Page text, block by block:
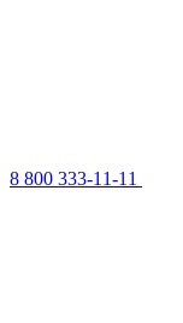
8 800 333-11-11